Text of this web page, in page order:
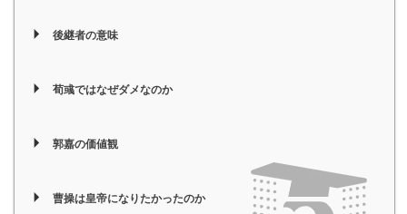
後継者の意味
荀彧ではなぜダメなのか
郭嘉の価値観
曹操は皇帝になりたかったのか